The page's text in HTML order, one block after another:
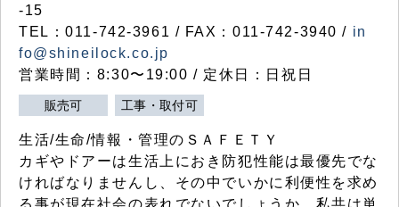
-15
TEL：011-742-3961 / FAX：011-742-3940 / in
fo@shineilock.co.jp
営業時間：8:30〜19:00 / 定休日：日祝日
販売可 工事・取付可
生活/生命/情報・管理のＳＡＦＥＴＹ
カギやドアーは生活上におき防犯性能は最優先でな
ければなりませんし、その中でいかに利便性を求め
る事が現在社会の表れでないでしょうか、私共は単